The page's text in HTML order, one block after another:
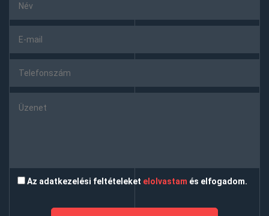
Az adatkezelési feltételeket elolvastam és elfogadom.